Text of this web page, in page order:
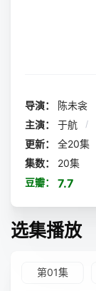
导演：
陈未衾
主演：
于航 /
更新：
全20集
集数：
20集
豆瓣：
7.7
选集播放
第01集